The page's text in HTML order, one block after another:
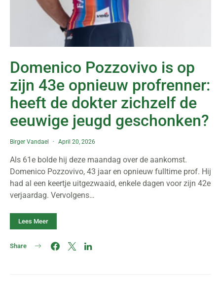
Domenico Pozzovivo is op
zijn 43e opnieuw profrenner:
heeft de dokter zichzelf de
eeuwige jeugd geschonken?
Birger Vandael April 20, 2026
Als 61e bolde hij deze maandag over de aankomst.
Domenico Pozzovivo, 43 jaar en opnieuw fulltime prof. Hij
had al een keertje uitgezwaaid, enkele dagen voor zijn 42e
verjaardag. Vervolgens…
Lees Meer
Share